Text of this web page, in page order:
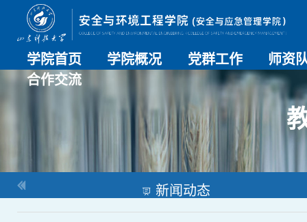
学院首页 学院概况 党群工作 师资
师资总
导师名
教师简
合作交流
新闻动态